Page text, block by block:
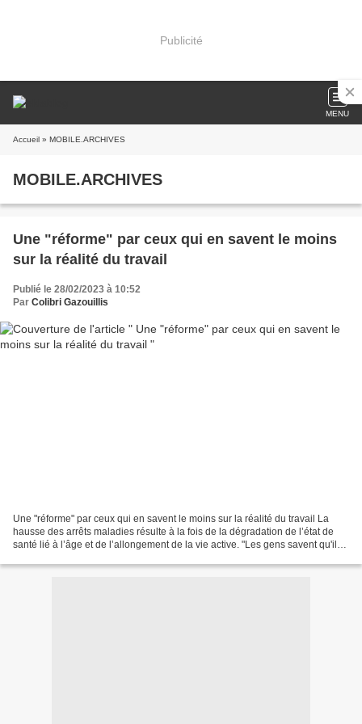
Publicité
MENU
Accueil » MOBILE.ARCHIVES
MOBILE.ARCHIVES
Une "réforme" par ceux qui en savent le moins
sur la réalité du travail
Publié le 28/02/2023 à 10:52
Par Colibri Gazouillis
Une "réforme" par ceux qui en savent le moins sur la réalité du travail La
hausse des arrêts maladies résulte à la fois de la dégradation de l’état de
santé lié à l’âge et de l’allongement de la vie active. "Les gens savent qu'il